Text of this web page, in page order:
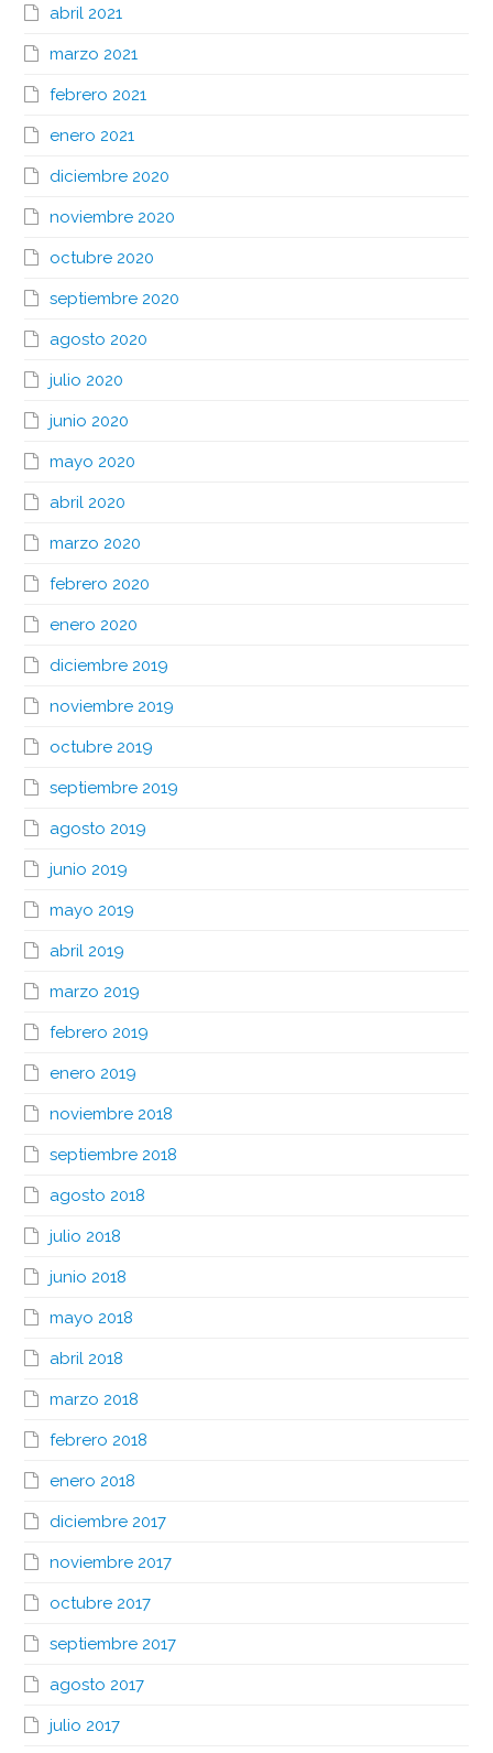
abril 2021
marzo 2021
febrero 2021
enero 2021
diciembre 2020
noviembre 2020
octubre 2020
septiembre 2020
agosto 2020
julio 2020
junio 2020
mayo 2020
abril 2020
marzo 2020
febrero 2020
enero 2020
diciembre 2019
noviembre 2019
octubre 2019
septiembre 2019
agosto 2019
junio 2019
mayo 2019
abril 2019
marzo 2019
febrero 2019
enero 2019
noviembre 2018
septiembre 2018
agosto 2018
julio 2018
junio 2018
mayo 2018
abril 2018
marzo 2018
febrero 2018
enero 2018
diciembre 2017
noviembre 2017
octubre 2017
septiembre 2017
agosto 2017
julio 2017